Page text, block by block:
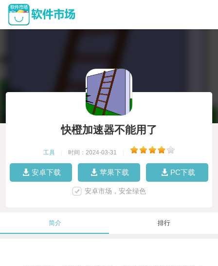
快橙加速器不能用了
工具 时间：2024-03-31
安卓下载 苹果下载 PC下载
安卓市场，安全绿色
简介 排行